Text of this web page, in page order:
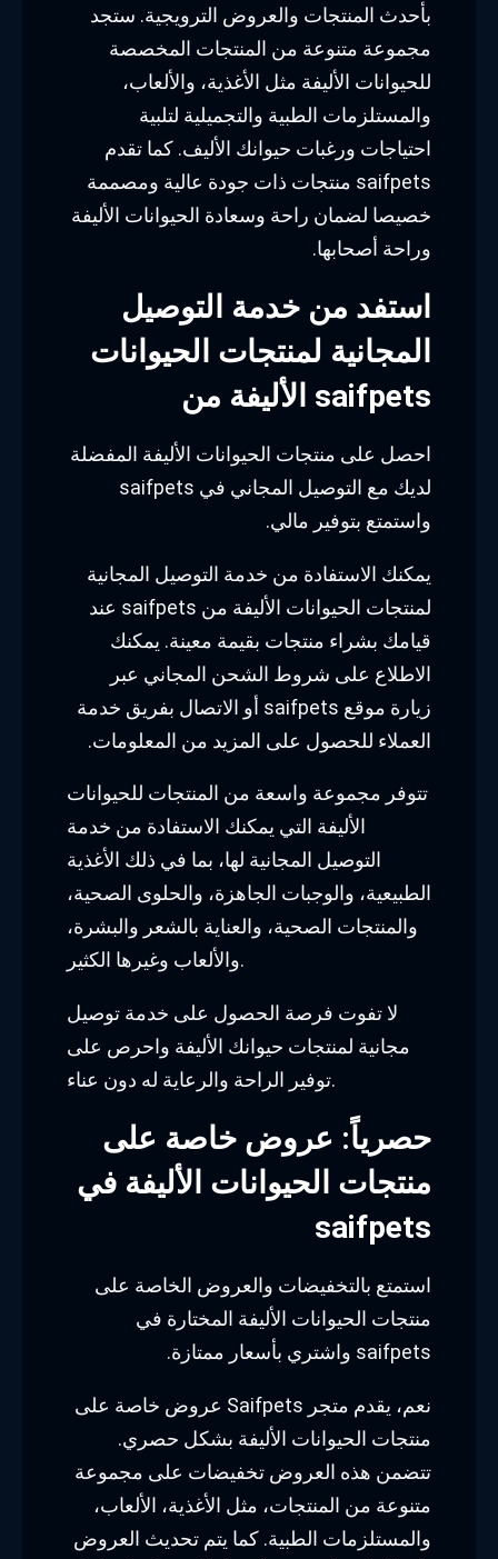
بأحدث المنتجات والعروض الترويجية. ستجد
مجموعة متنوعة من المنتجات المخصصة
للحيوانات الأليفة مثل الأغذية، والألعاب،
والمستلزمات الطبية والتجميلية لتلبية
احتياجات ورغبات حيوانك الأليف. كما تقدم
saifpets منتجات ذات جودة عالية ومصممة
خصيصا لضمان راحة وسعادة الحيوانات الأليفة
وراحة أصحابها.
استفد من خدمة التوصيل
المجانية لمنتجات الحيوانات
الأليفة من saifpets
احصل على منتجات الحيوانات الأليفة المفضلة
لديك مع التوصيل المجاني في saifpets
واستمتع بتوفير مالي.
يمكنك الاستفادة من خدمة التوصيل المجانية
لمنتجات الحيوانات الأليفة من saifpets عند
قيامك بشراء منتجات بقيمة معينة. يمكنك
الاطلاع على شروط الشحن المجاني عبر
زيارة موقع saifpets أو الاتصال بفريق خدمة
العملاء للحصول على المزيد من المعلومات.
تتوفر مجموعة واسعة من المنتجات للحيوانات
الأليفة التي يمكنك الاستفادة من خدمة
التوصيل المجانية لها، بما في ذلك الأغذية
الطبيعية، والوجبات الجاهزة، والحلوى الصحية،
والمنتجات الصحية، والعناية بالشعر والبشرة،
والألعاب وغيرها الكثير.
لا تفوت فرصة الحصول على خدمة توصيل
مجانية لمنتجات حيوانك الأليفة واحرص على
توفير الراحة والرعاية له دون عناء.
حصرياً: عروض خاصة على
منتجات الحيوانات الأليفة في
saifpets
استمتع بالتخفيضات والعروض الخاصة على
منتجات الحيوانات الأليفة المختارة في
saifpets واشتري بأسعار ممتازة.
نعم، يقدم متجر Saifpets عروض خاصة على
منتجات الحيوانات الأليفة بشكل حصري.
تتضمن هذه العروض تخفيضات على مجموعة
متنوعة من المنتجات، مثل الأغذية، الألعاب،
والمستلزمات الطبية. كما يتم تحديث العروض